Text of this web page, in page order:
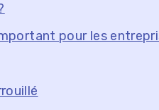
pour les